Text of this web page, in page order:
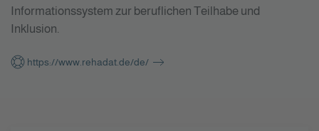
Informationssystem zur beruflichen Teilhabe und
Inklusion.
https://www.rehadat.de/de/